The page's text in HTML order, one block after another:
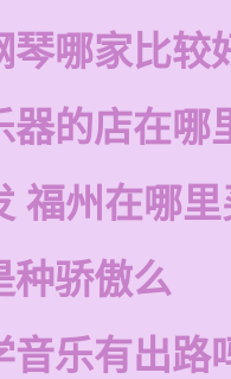
琴哪家比较
器的店在哪
福州在哪
种骄傲么
音乐有出路